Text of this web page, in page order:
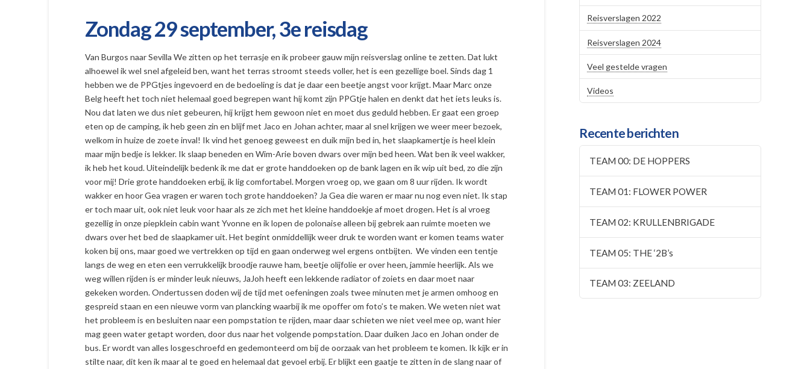
Zondag 29 september, 3e reisdag
Van Burgos naar Sevilla We zitten op het terrasje en ik probeer gauw mijn reisverslag online te zetten. Dat lukt
alhoewel ik wel snel afgeleid ben, want het terras stroomt steeds voller, het is een gezellige boel. Sinds dag 1
hebben we de PPGtjes ingevoerd en de bedoeling is dat je daar een beetje angst voor krijgt. Maar Marc onze
Belg heeft het toch niet helemaal goed begrepen want hij komt zijn PPGtje halen en denkt dat het iets leuks is.
Nou dat laten we dus niet gebeuren, hij krijgt hem gewoon niet en moet dus geduld hebben. Er gaat een groep
eten op de camping, ik heb geen zin en blijf met Jaco en Johan achter, maar al snel krijgen we weer meer bezoek,
welkom in huize de zoete inval! Ik vind het genoeg geweest en duik mijn bed in, het slaapkamertje is heel klein
maar mijn bedje is lekker. Ik slaap beneden en Wim-Arie boven dwars over mijn bed heen. Wat ben ik veel wakker,
ik heb het koud. Uiteindelijk bedenk ik me dat er grote handdoeken op de bank lagen en ik wip uit bed, zo die zijn
voor mij! Drie grote handdoeken erbij, ik lig comfortabel. Morgen vroeg op, we gaan om 8 uur rijden. Ik wordt
wakker en hoor Gea vragen er waren toch grote handdoeken? Ja Gea die waren er maar nu nog even niet. Ik stap
er toch maar uit, ook niet leuk voor haar als ze zich met het kleine handdoekje af moet drogen. Het is al vroeg
gezellig in onze piepklein cabin want Yvonne en ik lopen de polonaise alleen bij gebrek aan ruimte moeten we
dwars over het bed de slaapkamer uit. Het begint onmiddellijk weer druk te worden want er komen teams water
koken bij ons, maar goed we vertrekken op tijd en gaan onderweg wel ergens ontbijten. We vinden een tentje
langs de weg en eten een verrukkelijk broodje rauwe ham, beetje olijfolie er over heen, jammie heerlijk. Als we
weg willen rijden is er minder leuk nieuws, JaJoh heeft een lekkende radiator of zoiets en daar moet naar
gekeken worden. Ondertussen doden wij de tijd met oefeningen zoals twee minuten met je armen omhoog en
gespreid staan en een nieuwe vorm van plancking waarbij ik me opoffer om foto’s te maken. We weten niet wat
het probleem is en besluiten naar een pompstation te rijden, maar daar schieten we niet veel mee op, want hier
mag geen water getapt worden, door dus naar het volgende pompstation. Daar duiken Jaco en Johan onder de
bus. Er wordt van alles losgeschroefd en gedemonteerd om bij de oorzaak van het probleem te komen. Ik kijk er in
stilte naar, dit ken ik maar al te goed en helemaal dat gevoel erbij. Er blijkt een gaatje te zitten in de slang naar of
Reisverslagen 2022
Reisverslagen 2024
Veel gestelde vragen
Videos
Recente berichten
TEAM 00: DE HOPPERS
TEAM 01: FLOWER POWER
TEAM 02: KRULLENBRIGADE
TEAM 05: THE ‘2B’s
TEAM 03: ZEELAND